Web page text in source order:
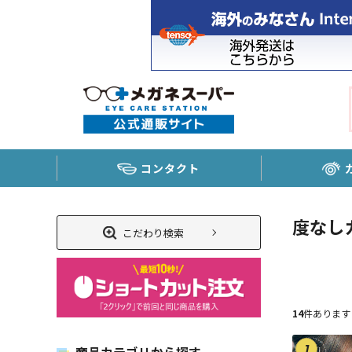
コンタクト
度なし
14件あります
1
こだわり検索